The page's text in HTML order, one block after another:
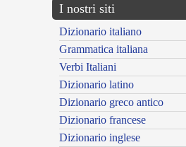
I nostri siti
Dizionario italiano
Grammatica italiana
Verbi Italiani
Dizionario latino
Dizionario greco antico
Dizionario francese
Dizionario inglese